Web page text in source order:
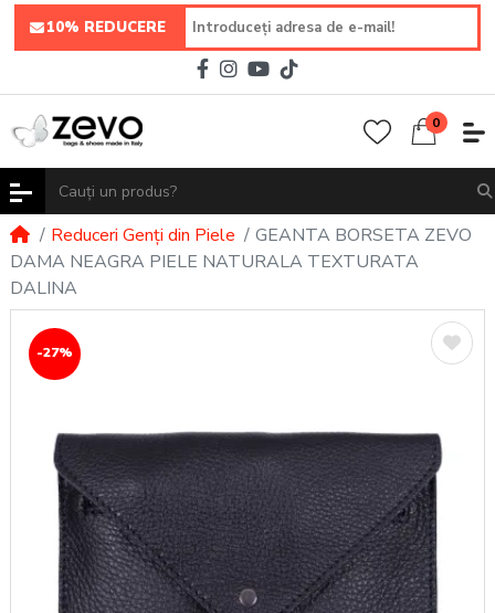
10% REDUCERE
0
Reduceri Genți din Piele
GEANTA BORSETA ZEVO
DAMA NEAGRA PIELE NATURALA TEXTURATA
DALINA
-27%